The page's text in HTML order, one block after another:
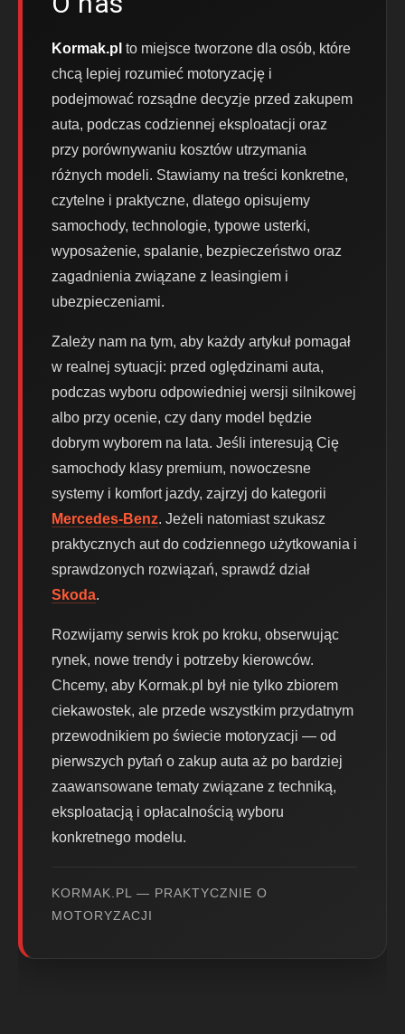
Kormak.pl to miejsce tworzone dla osób, które
chcą lepiej rozumieć motoryzację i
podejmować rozsądne decyzje przed zakupem
auta, podczas codziennej eksploatacji oraz
przy porównywaniu kosztów utrzymania
różnych modeli. Stawiamy na treści konkretne,
czytelne i praktyczne, dlatego opisujemy
samochody, technologie, typowe usterki,
wyposażenie, spalanie, bezpieczeństwo oraz
zagadnienia związane z leasingiem i
ubezpieczeniami.
Zależy nam na tym, aby każdy artykuł pomagał
w realnej sytuacji: przed oględzinami auta,
podczas wyboru odpowiedniej wersji silnikowej
albo przy ocenie, czy dany model będzie
dobrym wyborem na lata. Jeśli interesują Cię
samochody klasy premium, nowoczesne
systemy i komfort jazdy, zajrzyj do kategorii
Mercedes-Benz. Jeżeli natomiast szukasz
praktycznych aut do codziennego użytkowania i
sprawdzonych rozwiązań, sprawdź dział
Skoda.
Rozwijamy serwis krok po kroku, obserwując
rynek, nowe trendy i potrzeby kierowców.
Chcemy, aby Kormak.pl był nie tylko zbiorem
ciekawostek, ale przede wszystkim przydatnym
przewodnikiem po świecie motoryzacji — od
pierwszych pytań o zakup auta aż po bardziej
zaawansowane tematy związane z techniką,
eksploatacją i opłacalnością wyboru
konkretnego modelu.
KORMAK.PL — PRAKTYCZNIE O
MOTORYZACJI